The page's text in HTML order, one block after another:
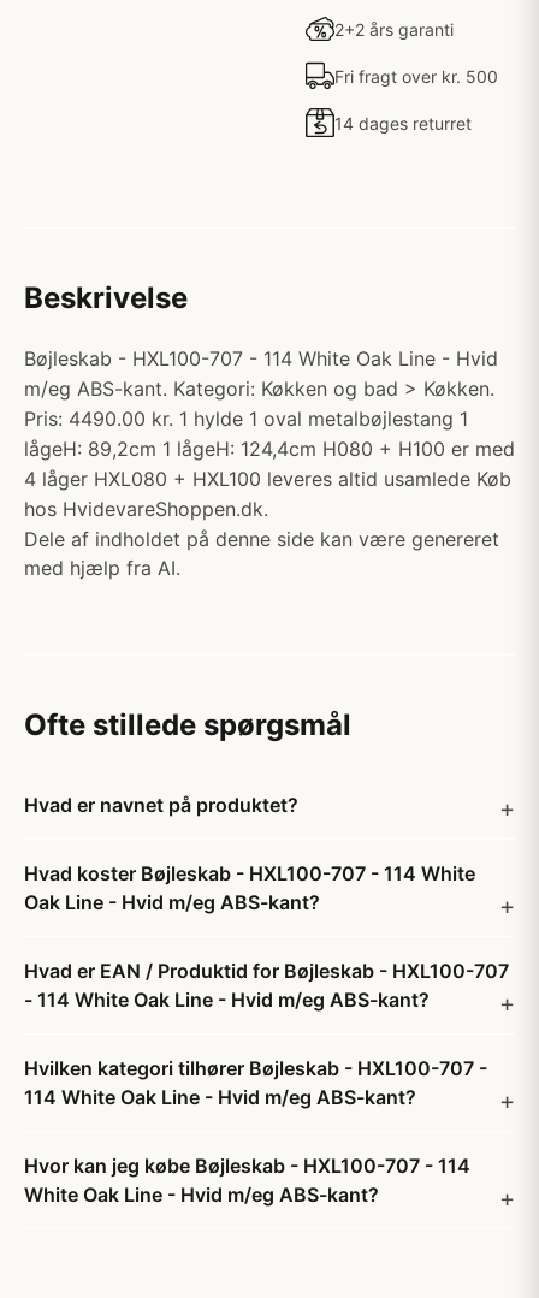
2+2 års garanti
Fri fragt over kr. 500
14 dages returret
Beskrivelse
Bøjleskab - HXL100-707 - 114 White Oak Line - Hvid
m/eg ABS-kant. Kategori: Køkken og bad > Køkken.
Pris: 4490.00 kr. 1 hylde 1 oval metalbøjlestang 1
lågeH: 89,2cm 1 lågeH: 124,4cm H080 + H100 er med
4 låger HXL080 + HXL100 leveres altid usamlede Køb
hos HvidevareShoppen.dk.
Dele af indholdet på denne side kan være genereret
med hjælp fra AI.
Ofte stillede spørgsmål
Hvad er navnet på produktet?
Hvad koster Bøjleskab - HXL100-707 - 114 White
Oak Line - Hvid m/eg ABS-kant?
Hvad er EAN / Produktid for Bøjleskab - HXL100-707
- 114 White Oak Line - Hvid m/eg ABS-kant?
Hvilken kategori tilhører Bøjleskab - HXL100-707 -
114 White Oak Line - Hvid m/eg ABS-kant?
Hvor kan jeg købe Bøjleskab - HXL100-707 - 114
White Oak Line - Hvid m/eg ABS-kant?